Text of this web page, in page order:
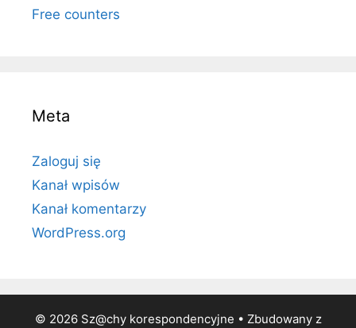
Free counters
Meta
Zaloguj się
Kanał wpisów
Kanał komentarzy
WordPress.org
© 2026 Sz@chy korespondencyjne • Zbudowany z